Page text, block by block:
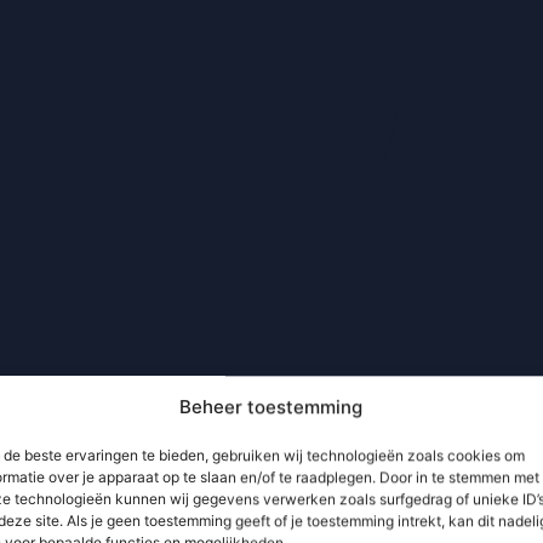
Beheer toestemming
de beste ervaringen te bieden, gebruiken wij technologieën zoals cookies om
over je apparaat op te slaan en/of te raadplegen. Door in te stemmen met
technologieën kunnen wij gegevens verwerken zoals surfgedrag of unieke
site. Als je geen toestemming geeft of je toestemming intrekt, kan dit